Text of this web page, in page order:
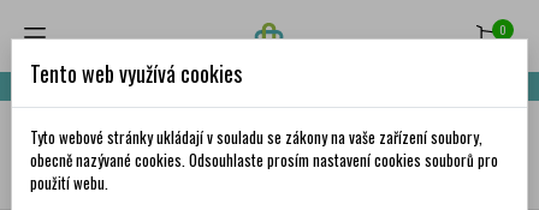
0
Nakupte za 999,- Kč a získáte dopravu zdarma!
✦AI
Tento web využívá cookies
Tyto webové stránky ukládají v souladu se zákony na vaše zařízení soubory,
obecně nazývané cookies. Odsouhlaste prosím nastavení cookies souborů pro
použití webu.